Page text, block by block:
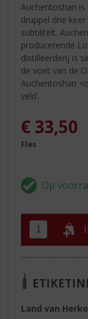
Auchentoshan
druppel drie
subtiliteit.
producerende
distilleerderij is
de voet van de
Auchentoshan
veld’.
€ 33,50
Fles
Land van